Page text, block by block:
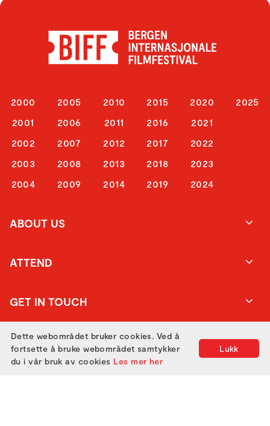
2000
2001
2002
2003
2004
2005
2006
2007
2008
2009
2010
2011
2012
2013
2014
2015
2016
2017
2018
2019
2020
2021
2022
2023
2024
2025
ABOUT US
ATTEND
GET IN TOUCH
Lukk
Dette webområdet bruker cookies. Ved å
fortsette å bruke webområdet samtykker
du i vår bruk av cookies Les mer her